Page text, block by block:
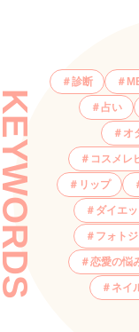
診断
占い
オ
コスメレ
リップ
ダイエッ
フォト
恋愛の悩
ネイ